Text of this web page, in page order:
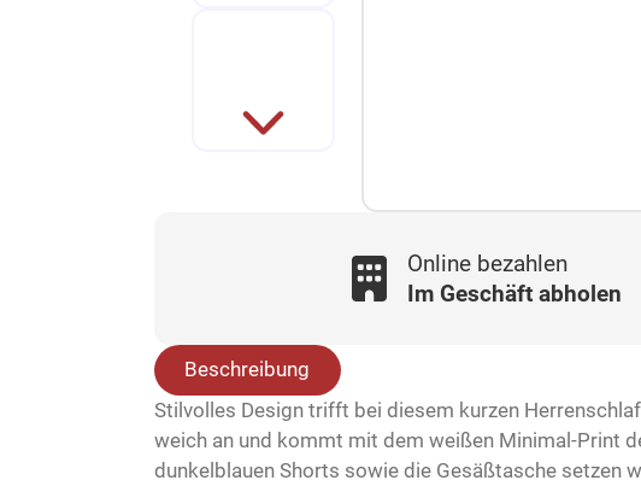
Online bezahlen
Im Geschäft abholen
Beschreibung
Stilvolles Design trifft bei diesem kurzen
weich an und kommt mit dem weißen Minimal-Print
dunkelblauen Shorts sowie die Gesäßtasche setzen